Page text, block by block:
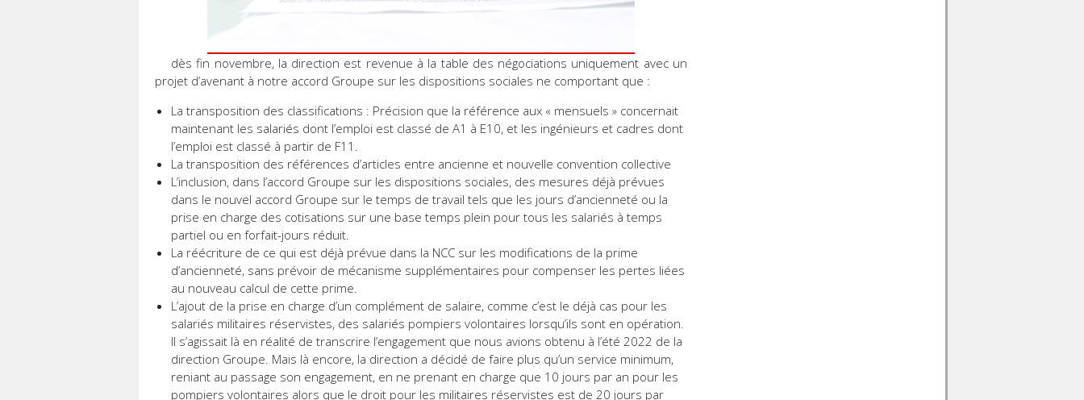
dès fin novembre, la direction est revenue à la table des négociations uniquement avec un
projet d’avenant à notre accord Groupe sur les dispositions sociales ne comportant que :
La transposition des classifications : Précision que la référence aux « mensuels » concernait
maintenant les salariés dont l’emploi est classé de A1 à E10, et les ingénieurs et cadres dont
l’emploi est classé à partir de F11.
La transposition des références d’articles entre ancienne et nouvelle convention collective
L’inclusion, dans l’accord Groupe sur les dispositions sociales, des mesures déjà prévues
dans le nouvel accord Groupe sur le temps de travail tels que les jours d’ancienneté ou la
prise en charge des cotisations sur une base temps plein pour tous les salariés à temps
partiel ou en forfait-jours réduit.
La réécriture de ce qui est déjà prévue dans la NCC sur les modifications de la prime
d’ancienneté, sans prévoir de mécanisme supplémentaires pour compenser les pertes liées
au nouveau calcul de cette prime.
L’ajout de la prise en charge d’un complément de salaire, comme c’est le déjà cas pour les
salariés militaires réservistes, des salariés pompiers volontaires lorsqu’ils sont en opération.
Il s’agissait là en réalité de transcrire l’engagement que nous avions obtenu à l’été 2022 de la
direction Groupe. Mais là encore, la direction a décidé de faire plus qu’un service minimum,
reniant au passage son engagement, en ne prenant en charge que 10 jours par an pour les
pompiers volontaires alors que le droit pour les militaires réservistes est de 20 jours par